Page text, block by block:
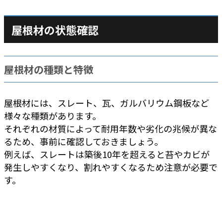
屋根材の状態確認
屋根材の種類と特徴
屋根材には、スレート、瓦、ガルバリウム鋼板など
様々な種類があります。
それぞれの材質によって耐用年数や劣化の兆候が異な
るため、事前に確認しておきましょう。
例えば、スレートは築後10年を超えると苔やカビが
発生しやすくなり、割れやすくなるため注意が必要で
す。